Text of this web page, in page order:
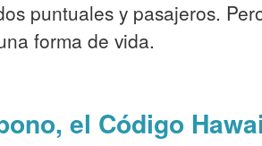
puntuales y pasajeros.
forma de vida.
el Código